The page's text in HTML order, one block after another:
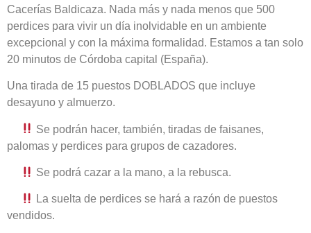
Cacerías Baldicaza. Nada más y nada menos que 500
perdices para vivir un día inolvidable en un ambiente
excepcional y con la máxima formalidad. Estamos a tan solo
20 minutos de Córdoba capital (España).
Una tirada de 15 puestos DOBLADOS que incluye
desayuno y almuerzo.
Se podrán hacer, también, tiradas de faisanes,
palomas y perdices para grupos de cazadores.
Se podrá cazar a la mano, a la rebusca.
La suelta de perdices se hará a razón de puestos
vendidos.